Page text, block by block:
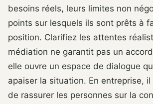
besoins réels, leurs limites non
points sur lesquels ils sont prêts à
position. Clarifiez les attentes
médiation ne garantit pas un
elle ouvre un espace de dialogue
apaiser la situation. En entreprise,
de rassurer les personnes sur la